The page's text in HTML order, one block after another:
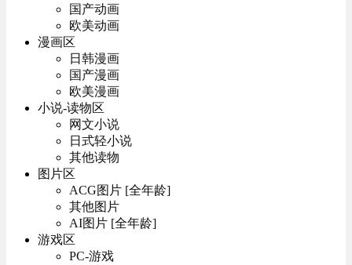
国产动画
欧美动画
漫画区
日韩漫画
国产漫画
欧美漫画
小说-读物区
网文小说
日式轻小说
其他读物
图片区
ACG图片 [全年龄]
其他图片
AI图片 [全年龄]
游戏区
PC-游戏